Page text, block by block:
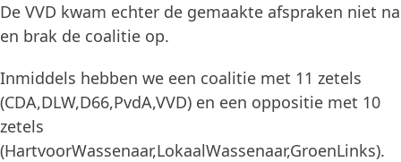
De VVD kwam echter de gemaakte afspraken niet na
en brak de coalitie op.
Inmiddels hebben we een coalitie met 11 zetels
(CDA,DLW,D66,PvdA,VVD) en een oppositie met 10
zetels
(HartvoorWassenaar,LokaalWassenaar,GroenLinks).